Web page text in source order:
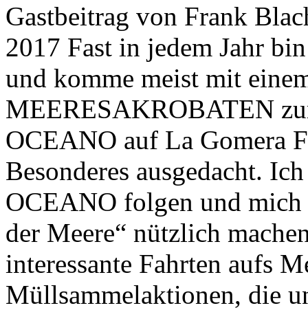
Gastbeitrag von Frank
2017 Fast in jedem Jahr
und komme meist mit
MEERESAKROBATEN
OCEANO auf La Gomera
Besonderes ausgedacht.
OCEANO folgen und mich
der Meere“ nützlich
interessante Fahrten aufs
Müllsammelaktionen, die